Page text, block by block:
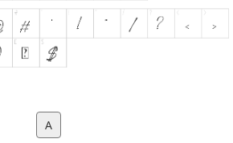
A